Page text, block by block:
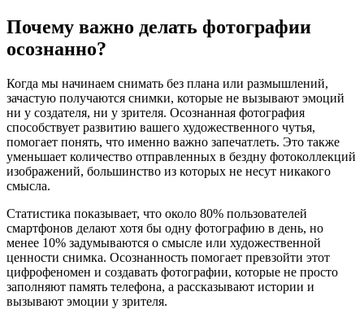
Почему важно делать фотографии
осознанно?
Когда мы начинаем снимать без плана или размышлений,
зачастую получаются снимки, которые не вызывают эмоций
ни у создателя, ни у зрителя. Осознанная фотография
способствует развитию вашего художественного чутья,
помогает понять, что именно важно запечатлеть. Это также
уменьшает количество отправленных в бездну фотоколлекций
изображений, большинство из которых не несут никакого
смысла.
Статистика показывает, что около 80% пользователей
смартфонов делают хотя бы одну фотографию в день, но
менее 10% задумываются о смысле или художественной
ценности снимка. Осознанность помогает превзойти этот
цифрофеномен и создавать фотографии, которые не просто
заполняют память телефона, а рассказывают истории и
вызывают эмоции у зрителя.